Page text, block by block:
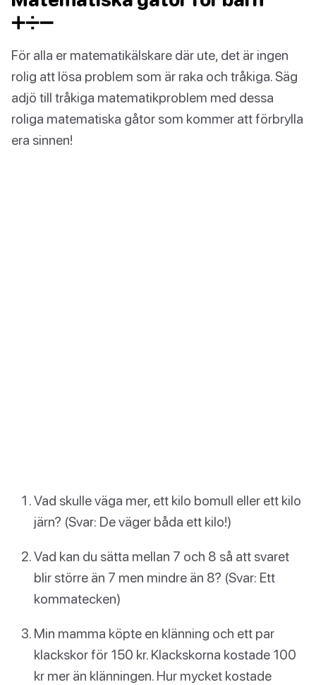
➕➗➖
För alla er matematikälskare där ute, det är ingen
rolig att lösa problem som är raka och tråkiga. Säg
adjö till tråkiga matematikproblem med dessa
roliga matematiska gåtor som kommer att förbrylla
era sinnen!
Vad skulle väga mer, ett kilo bomull eller ett kilo
järn? (Svar: De väger båda ett kilo!)
Vad kan du sätta mellan 7 och 8 så att svaret
blir större än 7 men mindre än 8? (Svar: Ett
kommatecken)
Min mamma köpte en klänning och ett par
klackskor för 150 kr. Klackskorna kostade 100
kr mer än klänningen. Hur mycket kostade